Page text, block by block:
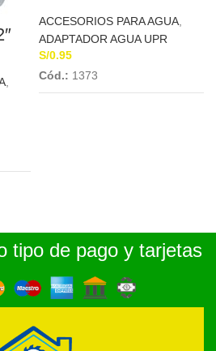
ACCESORIOS PARA AGUA
ADAPTADOR AGUA UPR
S/0.95
Cód.: 1373
tipo de pago y tarjetas